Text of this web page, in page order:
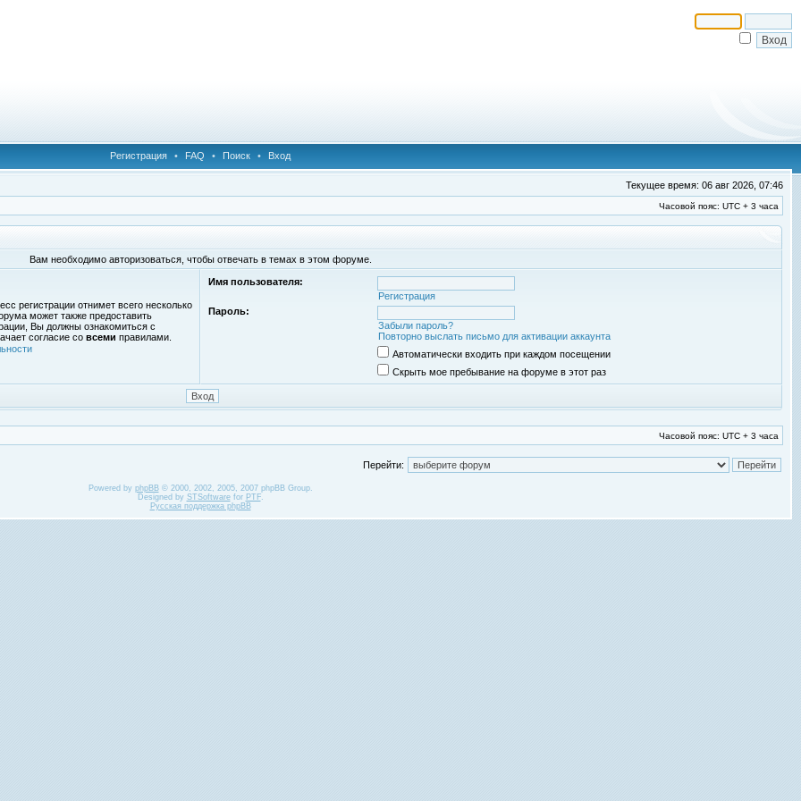
Регистрация • FAQ • Поиск • Вход
Текущее время: 06 авг 2026, 07:46
Часовой пояс: UTC + 3 часа
Вам необходимо авторизоваться, чтобы отвечать в темах в этом форуме.
регистрации отнимет всего несколько
может также предоставить
Вы должны ознакомиться с
согласие со всеми правилами.
Имя пользователя:
Регистрация
Пароль:
Забыли пароль?
Повторно выслать письмо для активации аккаунта
Автоматически входить при каждом посещении
Скрыть мое пребывание на форуме в этот раз
Часовой пояс: UTC + 3 часа
Перейти:
Powered by phpBB© 2000, 2002, 2005, 2007 phpBB Group.
Designed by STSoftwarefor PTF.
Русская поддержка phpBB